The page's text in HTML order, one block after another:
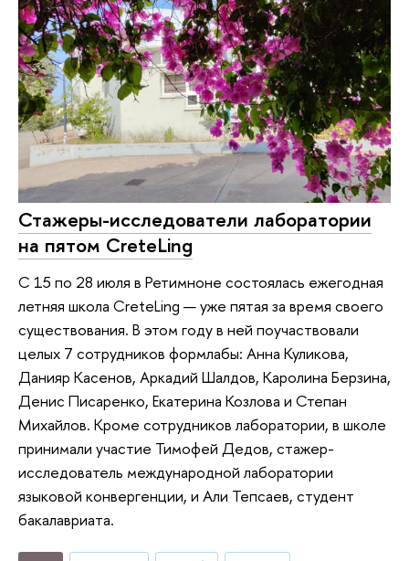
Стажеры-исследователи лаборатории
на пятом CreteLing
С 15 по 28 июля в Ретимноне состоялась ежегодная
летняя школа CreteLing — уже пятая за время своего
существования. В этом году в ней поучаствовали
целых 7 сотрудников формлабы: Анна Куликова,
Данияр Касенов, Аркадий Шалдов, Каролина Берзина,
Денис Писаренко, Екатерина Козлова и Степан
Михайлов. Кроме сотрудников лаборатории, в школе
принимали участие Тимофей Дедов, стажер-
исследователь международной лаборатории
языковой конвергенции, и Али Тепсаев, студент
бакалавриата.